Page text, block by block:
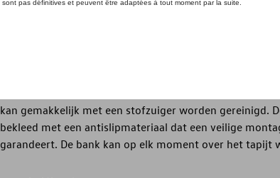
Introductie
Velours tapijt VW T6.1 California Ocean/Coast met 2
Het vloerkleed van origineel VW-velours is precies op
kan gemakkelijk met een stofzuiger worden gereinigd.
bekleed met een antislipmateriaal dat een veilige
garandeert. De bank kan op elk moment over het tapijt